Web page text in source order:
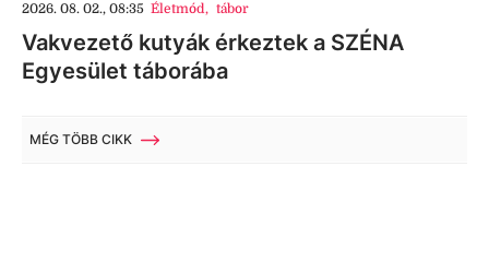
2026. 08. 02., 08:35 Életmód, tábor
Vakvezető kutyák érkeztek a SZÉNA
Egyesület táborába
MÉG TÖBB CIKK